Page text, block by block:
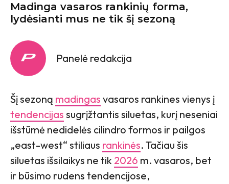
Madinga vasaros rankinių forma,
lydėsianti mus ne tik šį sezoną
Panelė redakcija
Šį sezoną madingas vasaros rankines vienys į
tendencijas sugrįžtantis siluetas, kurį neseniai
išstūmė nedidelės cilindro formos ir pailgos
„east-west“ stiliaus rankinės. Tačiau šis
siluetas išsilaikys ne tik 2026 m. vasaros, bet
ir būsimo rudens tendencijose,